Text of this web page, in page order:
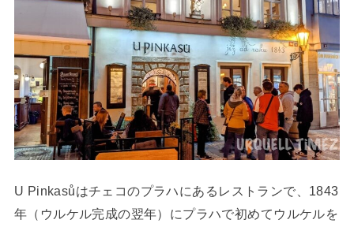
U Pinkasůはチェコのプラハにあるレストランで、1843
年（ウルケル完成の翌年）にプラハで初めてウルケルを